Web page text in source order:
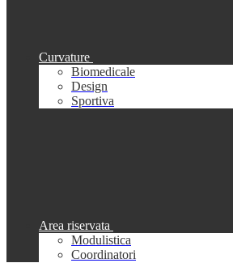
Curvature
Biomedicale
Design
Sportiva
Area riservata
Modulistica
Coordinatori